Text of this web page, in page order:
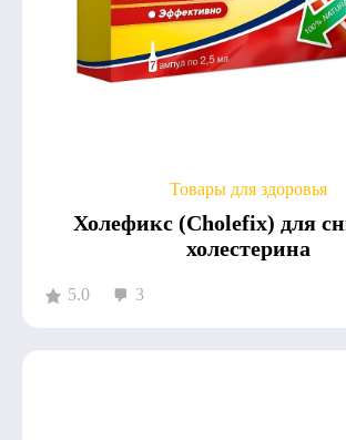
Товары для здоровья
Холефикс (Cholefix) для
холестерина
5.0 3